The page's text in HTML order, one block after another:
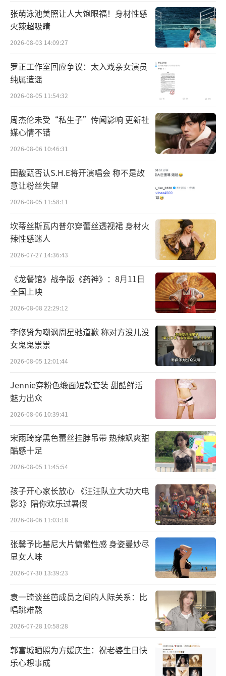
《DIY》由蔡依林亲自作词作曲，这也是她
对“自我掌控”的最佳诠释。MV拍摄中，导演
也透过多重细节强化这一核心。MV里不只
是“Do it yourself”，她更是做到“Dance it
yourself”。上百个蔡依林共同齐舞的场面，
象征她内心多重自我状态、情绪与欲望的共
存。这是一次极致的视觉冲击，也更是一次深
度的自我对话。如果说首支MV《Pleasure》
是“愉悦的宣言”，那《DIY》便是“愉悦的重
生”。从觉醒到掌控，蔡依林用《DIY》开启全
能“看到”，更能“听见”她在细节中亲自演
唱的层层和声，沉浸式感受这场视觉与听觉的
双重盛宴。
百人分身共舞 蔡依林幕后练舞强度高四倍
蔡依林先前释出的练习室版《DIY》MV不
仅引发网友舞蹈挑战热潮，也让歌迷对完整版
的MV期待倍增。此次《DIY》MV延续首支《Pl
easure》MV的世界观，进一步深化为一场关
于“自我”的多重演绎与探索。画面中，一位
被孵化而出的新生者自“巨蛋”中诞生，她逐
张萌泳池美照让人大饱眼福！身材性感
火辣超吸睛
2026-08-03 14:09:27
罗正工作室回应争议：太入戏亲女演员
纯属造谣
2026-08-05 11:54:32
周杰伦未受“私生子”传闻影响 更新社
媒心情不错
2026-08-06 10:46:31
田馥甄否认S.H.E将开演唱会 称不是故
意让粉丝失望
2026-08-05 11:58:11
坎蒂丝斯瓦内普尔穿蕾丝透视裙 身材火
辣性感迷人
2026-07-27 14:36:43
《龙餐馆》战争版《药神》：8月11日
全国上映
2026-08-08 22:29:12
李修贤为嘲讽周星驰道歉 称对方没儿没
女鬼鬼祟祟
2026-08-05 12:01:44
Jennie穿粉色缎面短款套装 甜酷鲜活
魅力出众
2026-08-06 10:39:41
宋雨琦穿黑色蕾丝挂脖吊带 热辣飒爽甜
酷感十足
2026-08-05 11:45:54
孩子开心家长放心 《汪汪队立大功大电
影3》陪你欢乐过暑假
2026-08-06 11:03:18
张馨予比基尼大片慵懒性感 身姿曼妙尽
显女人味
2026-07-30 13:39:23
袁一琦谈丝芭成员之间的人际关系：比
唱跳难熬
2026-07-28 10:58:28
郭富城晒照为方媛庆生：祝老婆生日快
乐心想事成